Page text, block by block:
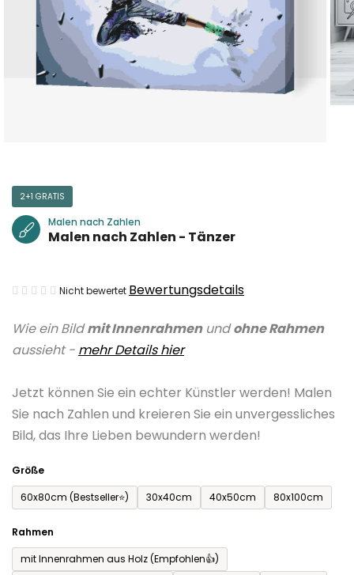
Wie ein Bildmit Innenrahmenundohne Rahmen
aussieht - mehr Details hier
Jetzt können Sie ein echter Künstler werden! Malen
Sie nach Zahlen und kreieren Sie ein unvergessliches
Bild, das Ihre Lieben bewundern werden!
Größe
60x80cm (Bestseller⭐)
30x40cm 40x50cm 80x100cm
Rahmen
mit Innenrahmen aus Holz (Empfohlen👍)
2+1 GRATIS
Malen nach Zahlen
Malen nach Zahlen - Tänzer
Die
Produktbewertung
ist
von
5
Sternen.
Nicht bewertet Bewertungsdetails